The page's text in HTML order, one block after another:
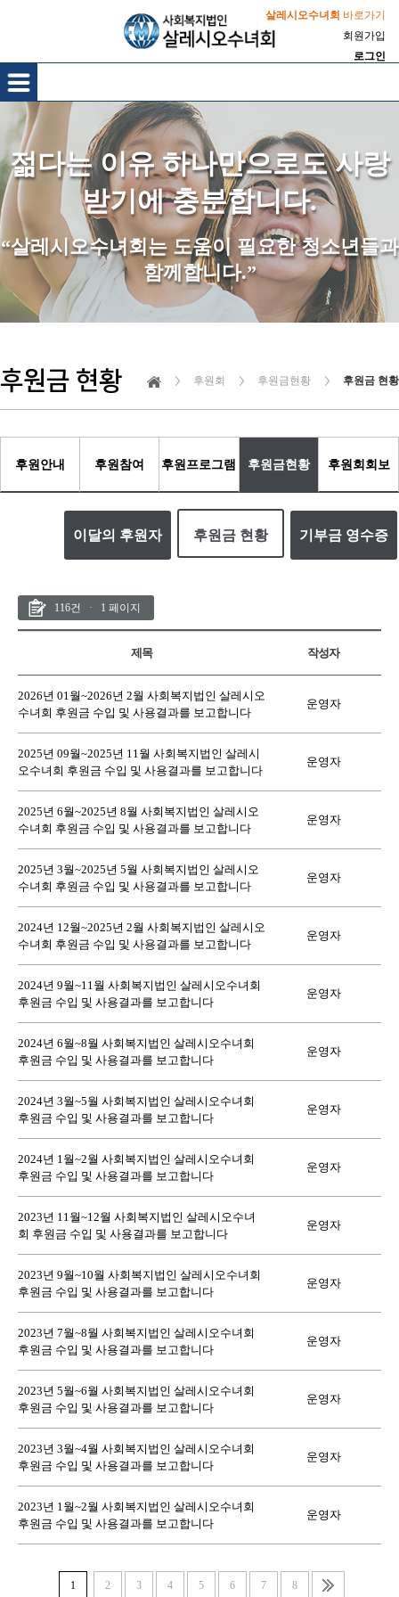
살레시오수녀회 바로가기
회원가입
로그인
젊다는 이유 하나만으로도 사랑
받기에 충분합니다.
“살레시오수녀회는 도움이 필요한 청소년들과
함께합니다.”
후원금 현황 후원회 후원금현황 후원금 현황
후원 안내 후원 참여 후원 프로그램 후원금현황 후원회 회보
이달의 후원자 후원금 현황 기부금 영수증
116건 · 1 페이지
제목 작성자
2026년 01월~2026년 2월 사회복지법인 살레시오
수녀회 후원금 수입 및 사용결과를 보고합니다
운영자
2025년 09월~2025년 11월 사회복지법인 살레시
오수녀회 후원금 수입 및 사용결과를 보고합니다
운영자
2025년 6월~2025년 8월 사회복지법인 살레시오
수녀회 후원금 수입 및 사용결과를 보고합니다
운영자
2025년 3월~2025년 5월 사회복지법인 살레시오
수녀회 후원금 수입 및 사용결과를 보고합니다
운영자
2024년 12월~2025년 2월 사회복지법인 살레시오
수녀회 후원금 수입 및 사용결과를 보고합니다
운영자
2024년 9월~11월 사회복지법인 살레시오수녀회
후원금 수입 및 사용결과를 보고합니다
운영자
2024년 6월~8월 사회복지법인 살레시오수녀회
후원금 수입 및 사용결과를 보고합니다
운영자
2024년 3월~5월 사회복지법인 살레시오수녀회
후원금 수입 및 사용결과를 보고합니다
운영자
2024년 1월~2월 사회복지법인 살레시오수녀회
후원금 수입 및 사용결과를 보고합니다
운영자
2023년 11월~12월 사회복지법인 살레시오수녀
회 후원금 수입 및 사용결과를 보고합니다
운영자
2023년 9월~10월 사회복지법인 살레시오수녀회
후원금 수입 및 사용결과를 보고합니다
운영자
2023년 7월~8월 사회복지법인 살레시오수녀회
후원금 수입 및 사용결과를 보고합니다
운영자
2023년 5월~6월 사회복지법인 살레시오수녀회
후원금 수입 및 사용결과를 보고합니다
운영자
2023년 3월~4월 사회복지법인 살레시오수녀회
후원금 수입 및 사용결과를 보고합니다
운영자
2023년 1월~2월 사회복지법인 살레시오수녀회
후원금 수입 및 사용결과를 보고합니다
운영자
1 2 3 4 5 6 7 8